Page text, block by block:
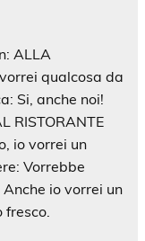
ALLA
qualcosa da
Si, anche noi!
RISTORANTE
io vorrei un
Vorrebbe
io vorrei un